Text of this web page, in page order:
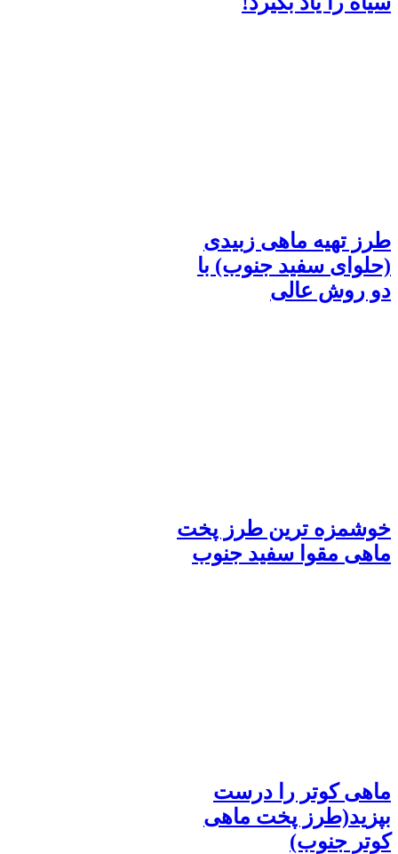
طرز تهیه ماهی زبیدی
(حلوای سفید جنوب) با
دو روش عالی
خوشمزه ترین طرز پخت
ماهی مقوا سفید جنوب
ماهی کوتر را درست
بپزید(طرز پخت ماهی
کوتر جنوب)